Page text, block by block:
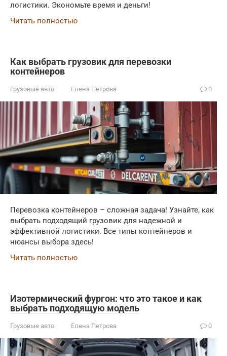
логистики. Экономьте время и деньги!
Читать полностью
Как выбрать грузовик для перевозки
контейнеров
Грузовые авто Елена Петрова 0
Перевозка контейнеров – сложная задача! Узнайте, как
выбрать подходящий грузовик для надежной и
эффективной логистики. Все типы контейнеров и
нюансы выбора здесь!
Читать полностью
Изотермический фургон: что это такое и как
выбрать подходящую модель
Грузовые авто Елена Петрова 0